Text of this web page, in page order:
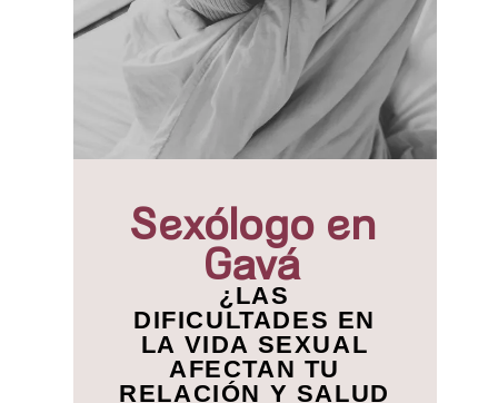
Sexólogo en
Gavá
¿LAS
DIFICULTADES EN
LA VIDA SEXUAL
AFECTAN TU
RELACIÓN Y SALUD